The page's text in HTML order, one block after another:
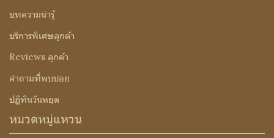
บทความน่ารู้
บริการพิเศษลูกค้า
Reviews ลูกค้า
คำถามที่พบบ่อย
ปฏิทินวันหยุด
หมวดหมู่แหวน